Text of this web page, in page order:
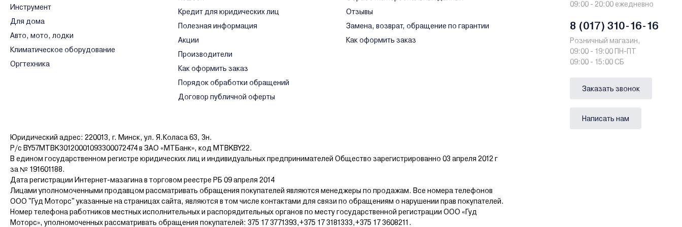
Инструмент
Для дома
Авто, мото, лодки
Климатическое оборудование
Оргтехника
Кредит для юридических лиц
Полезная информация
Акции
Производители
Как оформить заказ
Порядок обработки обращений
Договор публичной оферты
Отзывы
Замена, возврат, обращение по гарантии
Как оформить заказ
Юридический адрес: 220013, г. Минск, ул. Я.Коласа 63, 3н.
Р/с BY57MTBK30120001093300072474 в ЗАО «МТБанк», код MTBKBY22.
В едином государственном регистре юридических лиц и индивидуальных предпринимателей Общество зарегистрированно 03 апреля 2012 г
за № 191601188.
Дата регистрации Интернет-мазагина в торговом реестре РБ 09 апреля 2014
Лицами уполномоченными продавцом рассматривать обращения покупателей являются менеджеры по продажам. Все номера телефонов
ООО "Гуд Моторс" указанные на страницах сайта, являются в том числе контактами для связи по обращениям о нарушении прав покупателей.
Номер телефона работников местных исполнительных и распорядительных органов по месту государственной регистрации ООО «Гуд
Моторс», уполномоченных рассматривать обращения покупателей: 375 17 3771393,+375 17 3181333,+375 17 3608211.
09:00 - 20:00 ежедневно
8 (017) 310-16-16
Розничный магазин,
09:00 - 19:00 ПН-ПТ
09:00 - 15:00 СБ
Заказать звонок
Написать нам